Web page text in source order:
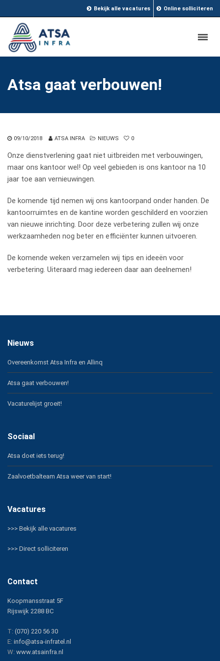
Bekijk alle vacatures Online solliciteren
Atsa gaat verbouwen!
09/10/2018 ATSA INFRA NIEUWS 0
Onze dienstverlening gaat niet uitbreiden met verbouwingen,
maar ons kantoor wel! Op veel gebieden is ons kantoor na 10
jaar toe aan vernieuwingen.
De komende tijd nemen wij ons kantoorpand onder handen. De
kantoorruimtes en de kantine worden geschilderd en voorzien
van nieuwe inrichting. Door deze verbetering zullen wij onze
werkzaamheden nog beter en efficiënter kunnen uitvoeren.
De komende weken verzamelen wij tips en ideeën voor
verbetering. Uiteraard mag iedereen daar aan deelnemen!
Nieuws
Overeenkomst Atsa Infra en Allinq
Atsa gaat verbouwen!
Vacaturelijst groeit!
Sociaal
Atsa doet iets terug!
Zaalvoetbalteam Atsa weer van start!
Vacatures
>>> Bekijk alle vacatures
>>> Direct solliciteren
Contact
Koopmansstraat 5F
Rijswijk 2288 BC
T: (070) 220 56 30
E: info@atsa-infratel.nl
W: www.atsainfra.nl